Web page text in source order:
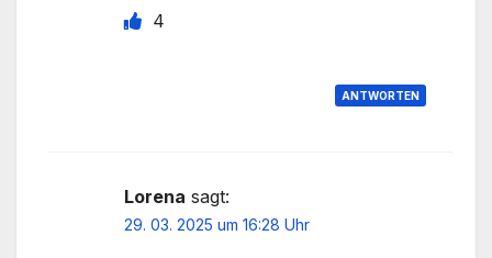
4
ANTWORTEN
Lorena sagt:
29. 03. 2025 um 16:28 Uhr